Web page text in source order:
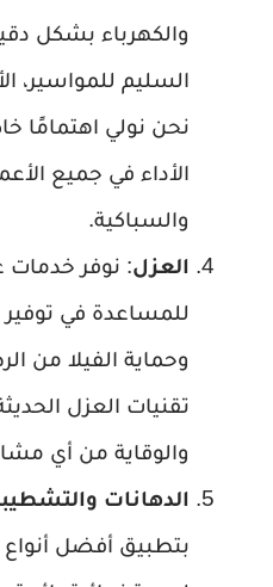
والكهرباء بشكل
السليم للمواسير،
نحن نولي اهتمامًا
الأداء في جميع
والسباكية.
العزل: نوفر خدمات
للمساعدة في
وحماية الفيلا من
تقنيات العزل
والوقاية من أي
الدهانات
بتطبيق أفضل أنواع